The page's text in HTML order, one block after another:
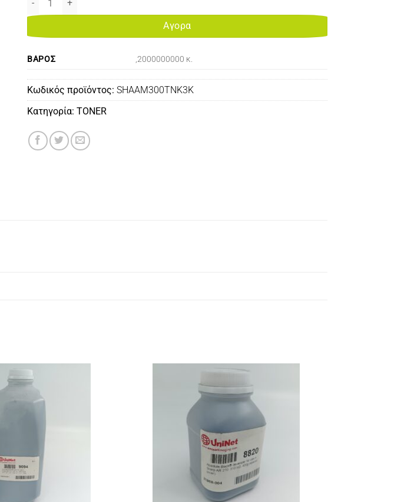
Αγορα
ΒΆΡΟΣ ,2000000000 κ.
Κωδικός προϊόντος: SHAAM300TNK3K
Κατηγορία: TONER